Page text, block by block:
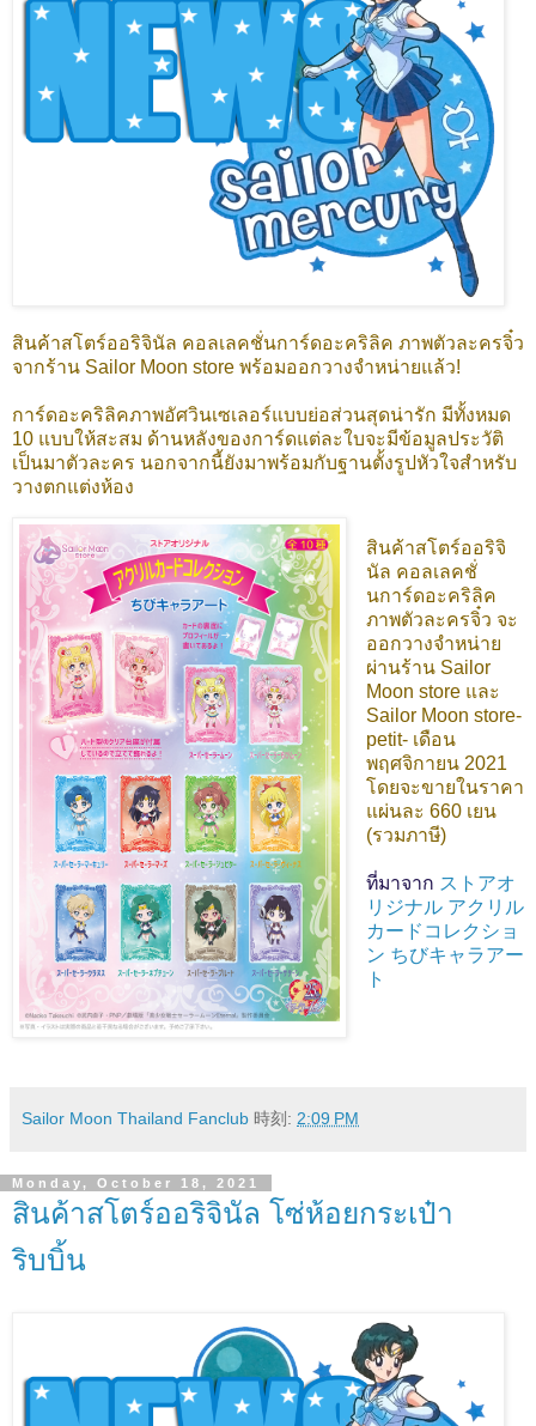
สินค้าสโตร์ออริจินัล คอลเลคชั่นการ์ดอะคริลิค ภาพตัวละครจิ๋ว
จากร้าน Sailor Moon store พร้อมออกวางจำหน่ายแล้ว!
การ์ดอะคริลิคภาพอัศวินเซเลอร์แบบย่อส่วนสุดน่ารัก มีทั้งหมด
10 แบบให้สะสม ด้านหลังของการ์ดแต่ละใบจะมีข้อมูลประวัติ
เป็นมาตัวละคร นอกจากนี้ยังมาพร้อมกับฐานตั้งรูปหัวใจสำหรับ
วางตกแต่งห้อง
สินค้าสโตร์ออริจิ
นัล คอลเลคชั่
นการ์ดอะคริลิค
ภาพตัวละครจิ๋ว จะ
ออกวางจำหน่าย
ผ่านร้าน Sailor
Moon store และ
Sailor Moon store-
petit- เดือน
พฤศจิกายน 2021
โดยจะขายในราคา
แผ่นละ 660 เยน
(รวมภาษี)
ที่มาจาก ストアオ
リジナル アクリル
カードコレクショ
ン ちびキャラアー
ト
Sailor Moon Thailand Fanclub 時刻: 2:09 PM
Monday, October 18, 2021
สินค้าสโตร์ออริจินัล โซ่ห้อยกระเป๋า
ริบบิ้น